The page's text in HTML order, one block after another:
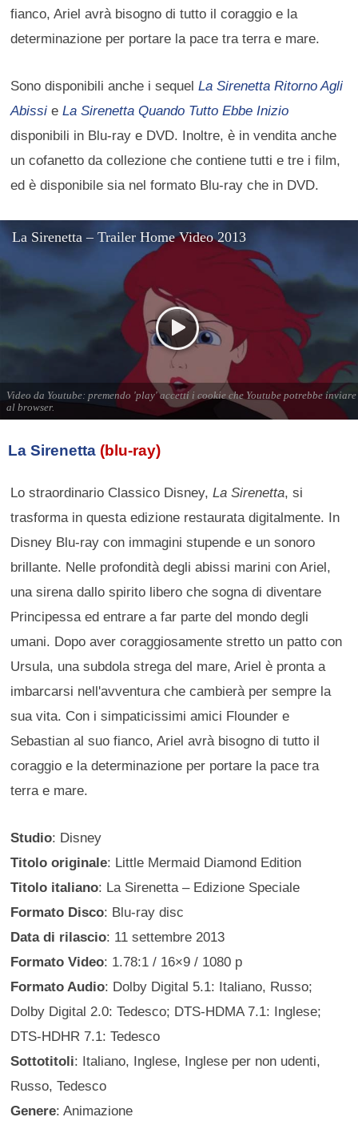
fianco, Ariel avrà bisogno di tutto il coraggio e la
determinazione per portare la pace tra terra e mare.
Sono disponibili anche i sequelLa Sirenetta Ritorno Agli
Abissi eLa Sirenetta Quando Tutto Ebbe Inizio
disponibili in Blu-ray e DVD. Inoltre, è in vendita anche
un cofanetto da collezione che contiene tutti e tre i film,
ed è disponibile sia nel formato Blu-ray che in DVD.
La Sirenetta (blu-ray)
Lo straordinario Classico Disney,La Sirenetta, si
trasforma in questa edizione restaurata digitalmente. In
Disney Blu-ray con immagini stupende e un sonoro
brillante. Nelle profondità degli abissi marini con Ariel,
una sirena dallo spirito libero che sogna di diventare
Principessa ed entrare a far parte del mondo degli
umani. Dopo aver coraggiosamente stretto un patto con
Ursula, una subdola strega del mare, Ariel è pronta a
imbarcarsi nell'avventura che cambierà per sempre la
sua vita. Con i simpaticissimi amici Flounder e
Sebastian al suo fianco, Ariel avrà bisogno di tutto il
coraggio e la determinazione per portare la pace tra
terra e mare.
Studio: Disney
Titolo originale: Little Mermaid Diamond Edition
Titolo italiano: La Sirenetta – Edizione Speciale
Formato Disco: Blu-ray disc
Data di rilascio: 11 settembre 2013
Formato Video: 1.78:1 / 16×9 / 1080 p
Formato Audio: Dolby Digital 5.1: Italiano, Russo;
Dolby Digital 2.0: Tedesco; DTS-HDMA 7.1: Inglese;
DTS-HDHR 7.1: Tedesco
Sottotitoli: Italiano, Inglese, Inglese per non udenti,
Russo, Tedesco
Genere: Animazione